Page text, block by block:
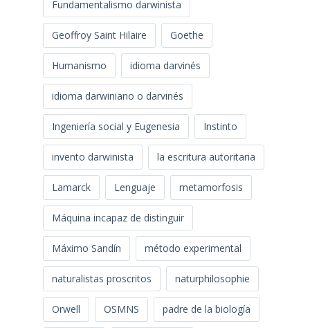
Fundamentalismo darwinista
Geoffroy Saint Hilaire Goethe
Humanismo idioma darvinés
idioma darwiniano o darvinés
Ingeniería social y Eugenesia Instinto
invento darwinista la escritura autoritaria
Lamarck Lenguaje metamorfosis
Máquina incapaz de distinguir
Máximo Sandín método experimental
naturalistas proscritos naturphilosophie
Orwell OSMNS padre de la biología